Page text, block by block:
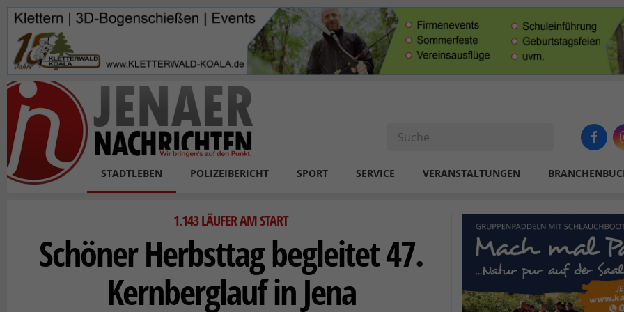
Skip to main content
STADTLEBEN POLIZEIBERICHT SPORT SERVICE VERANSTALTUNGEN
1.143 LÄUFER AM START
Schöner Herbsttag begleitet 47.
Kernberglauf in Jena